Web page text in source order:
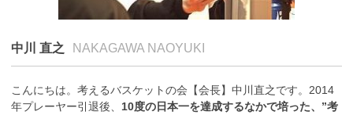
中川 直之 NAKAGAWA NAOYUKI
こんにちは。考えるバスケットの会【会長】中川直之です。2014
年プレーヤー引退後、 10度の日本一を達成するなかで培った、”考